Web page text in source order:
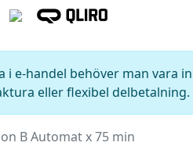
i e-handel behöver man vara
eller flexibel delbetalning.
B Automat x 75 min